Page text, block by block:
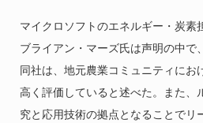
マイクロソフトのエネルギー・炭素
ブライアン・マーズ氏は声明の中で
同社は、地元農業コミュニティにお
高く評価していると述べた。また、
究と応用技術の拠点となることでリ